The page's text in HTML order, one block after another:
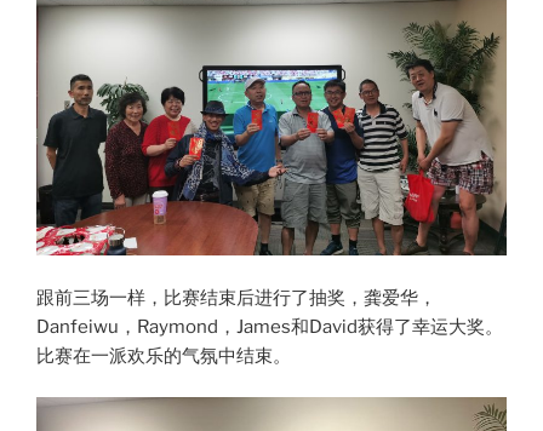
跟前三场一样，比赛结束后进行了抽奖，龚爱华，
Danfeiwu，Raymond，James和David获得了幸运大奖。
比赛在一派欢乐的气氛中结束。